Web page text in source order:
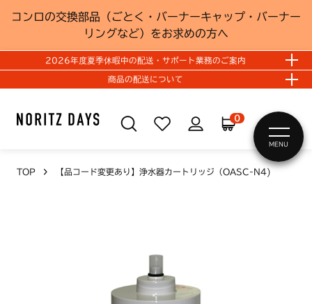
コンロの交換部品（ごとく・バーナーキャップ・バーナー
リングなど）をお求めの方へ
2026年度夏季休暇中の配送・サポート業務のご案内
商品の配送について
0
MENU
TOP 【品コード変更あり】浄水器カートリッジ（OASC-N4)